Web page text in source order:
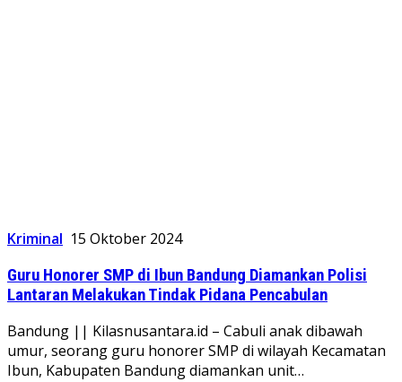
Kriminal 15 Oktober 2024
Guru Honorer SMP di Ibun Bandung Diamankan Polisi
Lantaran Melakukan Tindak Pidana Pencabulan
Bandung || Kilasnusantara.id – Cabuli anak dibawah
umur, seorang guru honorer SMP di wilayah Kecamatan
Ibun, Kabupaten Bandung diamankan unit…